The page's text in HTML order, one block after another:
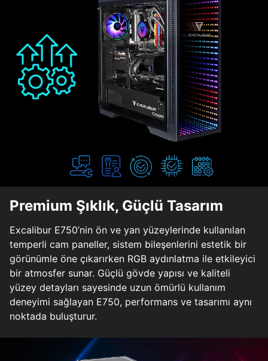
Premium Şıklık, Güçlü Tasarım
Excalibur E750’nin ön ve yan yüzeylerinde kullanılan
temperli cam paneller, sistem bileşenlerini estetik bir
görünümle öne çıkarırken RGB aydınlatma ile etkileyici
bir atmosfer sunar. Güçlü gövde yapısı ve kaliteli
yüzey detayları sayesinde uzun ömürlü kullanım
deneyimi sağlayan E750, performans ve tasarımı aynı
noktada buluşturur.